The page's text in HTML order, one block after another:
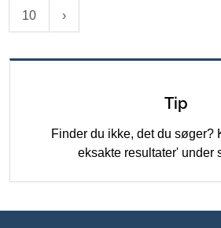
10
Tip
Finder du ikke, det du søger?
eksakte resultater' under